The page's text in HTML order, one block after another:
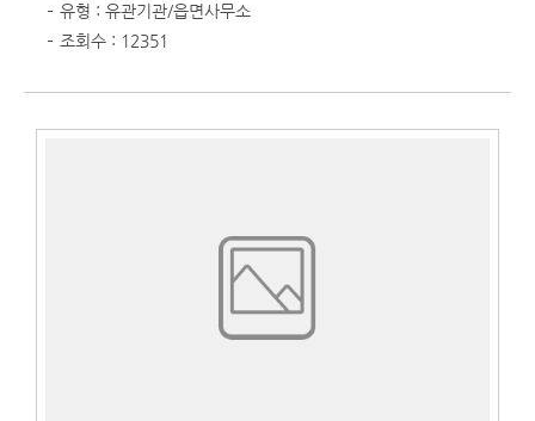
유형 : 유관기관/읍면사무소
조회수 : 12351